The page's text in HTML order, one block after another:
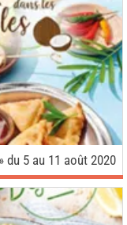
du 5 au 11 août 2020